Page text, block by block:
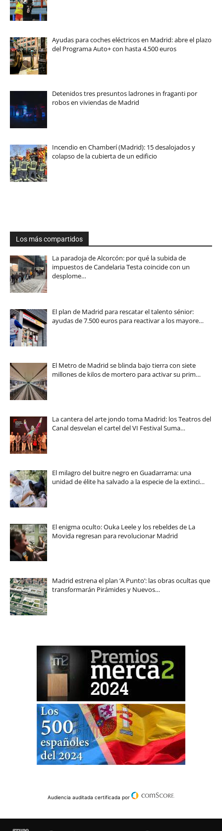
Ayudas para coches eléctricos en Madrid: abre el plazo
del Programa Auto+ con hasta 4.500 euros
Detenidos tres presuntos ladrones in fraganti por
robos en viviendas de Madrid
Incendio en Chamberí (Madrid): 15 desalojados y
colapso de la cubierta de un edificio
Los más compartidos
La paradoja de Alcorcón: por qué la subida de
impuestos de Candelaria Testa coincide con un
desplome…
El plan de Madrid para rescatar el talento sénior:
ayudas de 7.500 euros para reactivar a los mayore…
El Metro de Madrid se blinda bajo tierra con siete
millones de kilos de mortero para activar su prim…
La cantera del arte jondo toma Madrid: los Teatros del
Canal desvelan el cartel del VI Festival Suma…
El milagro del buitre negro en Guadarrama: una
unidad de élite ha salvado a la especie de la extinci…
El enigma oculto: Ouka Leele y los rebeldes de La
Movida regresan para revolucionar Madrid
Madrid estrena el plan ‘A Punto’: las obras ocultas que
transformarán Pirámides y Nuevos…
Audiencia auditada certificada por